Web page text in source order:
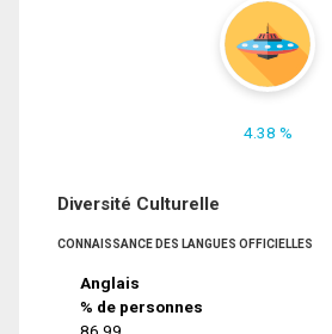
4.38 %
Diversité Culturelle
CONNAISSANCE DES LANGUES OFFICIELLES
Anglais
% de personnes
86.99